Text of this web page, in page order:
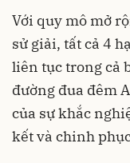
Với quy mô mở
sử giải, tất cả 4
liên tục trong cả
đường đua đêm
của sự khắc
kết và chinh